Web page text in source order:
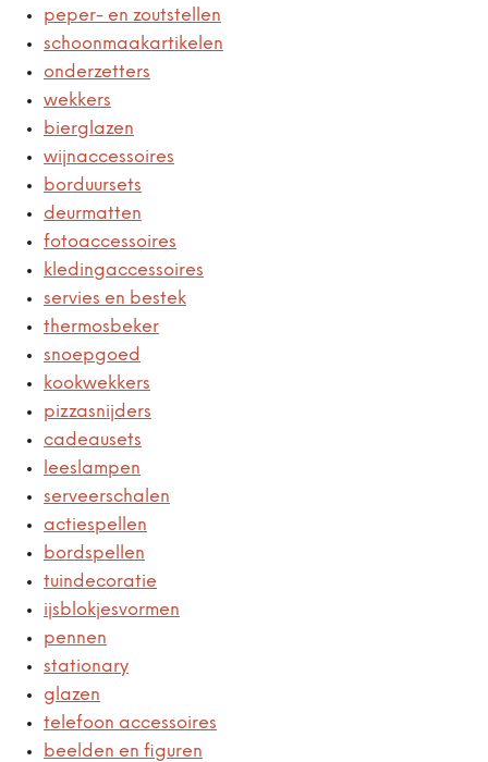
peper- en zoutstellen
schoonmaakartikelen
onderzetters
wekkers
bierglazen
wijnaccessoires
borduursets
deurmatten
fotoaccessoires
kledingaccessoires
servies en bestek
thermosbeker
snoepgoed
kookwekkers
pizzasnijders
cadeausets
leeslampen
serveerschalen
actiespellen
bordspellen
tuindecoratie
ijsblokjesvormen
pennen
stationary
glazen
telefoon accessoires
beelden en figuren